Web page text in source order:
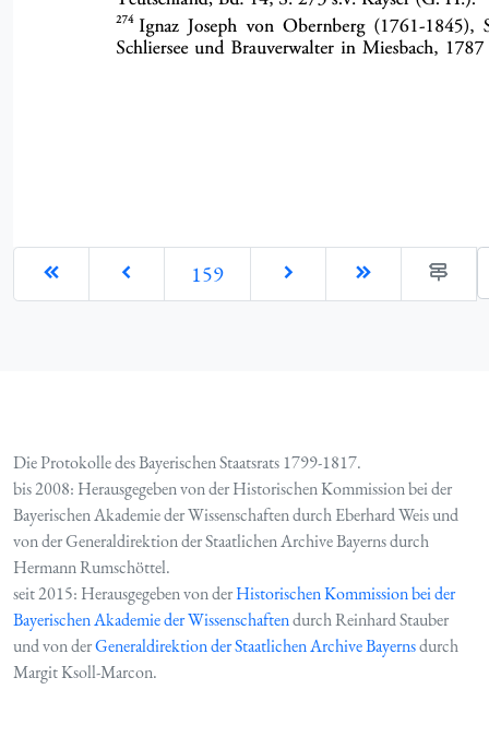
159
Die Protokolle des Bayerischen Staatsrats 1799-1817.
bis 2008: Herausgegeben von der Historischen Kommission bei der
Bayerischen Akademie der Wissenschaften durch Eberhard Weis und
von der Generaldirektion der Staatlichen Archive Bayerns durch
Hermann Rumschöttel.
seit 2015: Herausgegeben von derHistorischen Kommission bei der
Bayerischen Akademie der Wissenschaftendurch Reinhard Stauber
und von derGeneraldirektion der Staatlichen Archive Bayernsdurch
Margit Ksoll-Marcon.